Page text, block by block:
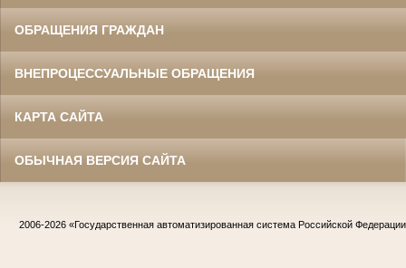
ОБРАЩЕНИЯ ГРАЖДАН
ВНЕПРОЦЕССУАЛЬНЫЕ ОБРАЩЕНИЯ
КАРТА САЙТА
ОБЫЧНАЯ ВЕРСИЯ САЙТА
2006-2026 «Государственная автоматизированная система Российской